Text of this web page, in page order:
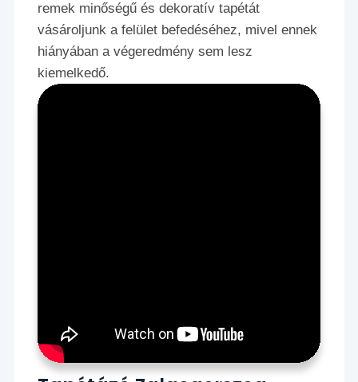
remek minőségű és dekoratív tapétát
vásároljunk a felület befedéséhez, mivel ennek
hiányában a végeredmény sem lesz
kiemelkedő.